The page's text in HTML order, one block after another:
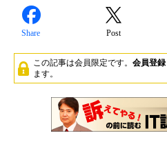
Share Post
この記事は会員限定です。 会員登録
ます。